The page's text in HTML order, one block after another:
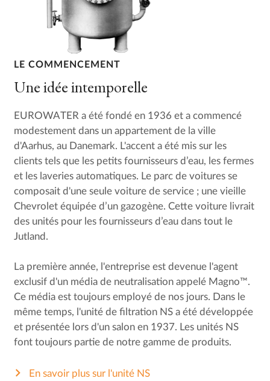
LE COMMENCEMENT
Une idée intemporelle
EUROWATER a été fondé en 1936 et a commencé
modestement dans un appartement de la ville
d'Aarhus, au Danemark. L'accent a été mis sur les
clients tels que les petits fournisseurs d’eau, les fermes
et les laveries automatiques. Le parc de voitures se
composait d'une seule voiture de service ; une vieille
Chevrolet équipée d’un gazogène. Cette voiture livrait
des unités pour les fournisseurs d’eau dans tout le
Jutland.
La première année, l'entreprise est devenue l'agent
exclusif d'un média de neutralisation appelé Magno™.
Ce média est toujours employé de nos jours. Dans le
même temps, l'unité de filtration NS a été développée
et présentée lors d'un salon en 1937. Les unités NS
font toujours partie de notre gamme de produits.
En savoir plus sur l'unité NS